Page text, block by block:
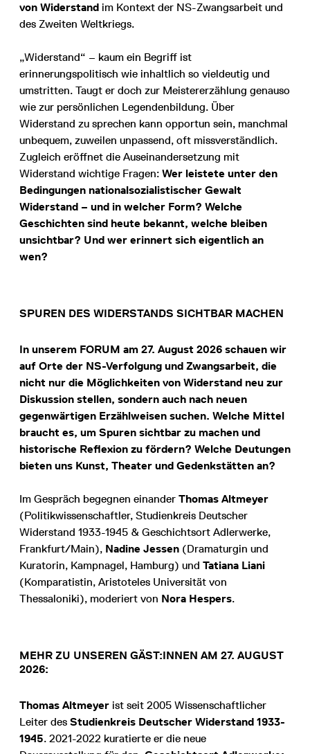
von Widerstand im Kontext der NS-Zwangsarbeit und
des Zweiten Weltkriegs.
„Widerstand“ – kaum ein Begriff ist
erinnerungspolitisch wie inhaltlich so vieldeutig und
umstritten. Taugt er doch zur Meistererzählung genauso
wie zur persönlichen Legendenbildung. Über
Widerstand zu sprechen kann opportun sein, manchmal
unbequem, zuweilen unpassend, oft missverständlich.
Zugleich eröffnet die Auseinandersetzung mit
Widerstand wichtige Fragen: Wer leistete unter den
Bedingungen nationalsozialistischer Gewalt
Widerstand – und in welcher Form? Welche
Geschichten sind heute bekannt, welche bleiben
unsichtbar? Und wer erinnert sich eigentlich an
wen?
SPUREN DES WIDERSTANDS SICHTBAR MACHEN
In unserem FORUM am 27. August 2026 schauen wir
auf Orte der NS-Verfolgung und Zwangsarbeit, die
nicht nur die Möglichkeiten von Widerstand neu zur
Diskussion stellen, sondern auch nach neuen
gegenwärtigen Erzählweisen suchen. Welche Mittel
braucht es, um Spuren sichtbar zu machen und
historische Reflexion zu fördern? Welche Deutungen
bieten uns Kunst, Theater und Gedenkstätten an?
Im Gespräch begegnen einander Thomas Altmeyer
(Politikwissenschaftler, Studienkreis Deutscher
Widerstand 1933-1945 & Geschichtsort Adlerwerke,
Frankfurt/Main), Nadine Jessen (Dramaturgin und
Kuratorin, Kampnagel, Hamburg) und Tatiana Liani
(Komparatistin, Aristoteles Universität von
Thessaloniki), moderiert von Nora Hespers.
MEHR ZU UNSEREN GÄST:INNEN AM 27. AUGUST
2026:
Thomas Altmeyer ist seit 2005 Wissenschaftlicher
Leiter des Studienkreis Deutscher Widerstand 1933-
1945. 2021-2022 kuratierte er die neue